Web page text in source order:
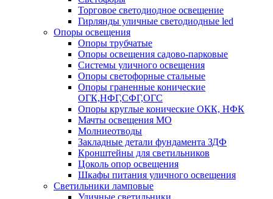
Торговое светодиодное освещение
Гирлянды уличные светодиодные led
Опоры освещения
Опоры трубчатые
Опоры освещения садово-парковые
Системы уличного освещения
Опоры светофорные стальные
Опоры граненные конические
ОГК,НФГ,СФГ,ОГС
Опоры круглые конические ОКК, НФК
Мачты освещения МО
Молниеотводы
Закладные детали фундамента ЗДФ
Кронштейны для светильников
Цоколь опор освещения
Шкафы питания уличного освещения
Светильники ламповые
Уличные светильники